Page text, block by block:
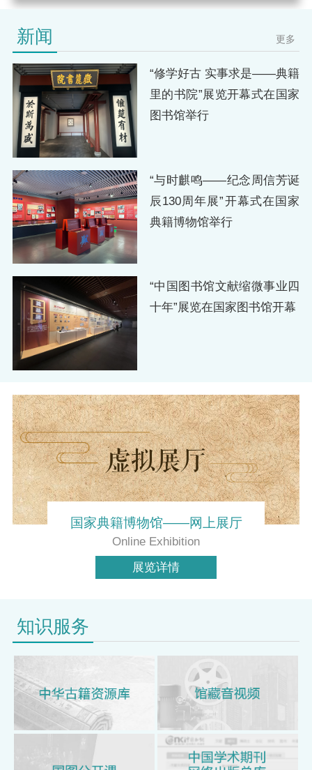
新闻 更多
“修学好古 实事求是——典籍
里的书院”展览开幕式在国家
图书馆举行
“与时麒鸣——纪念周信芳诞
辰130周年展”开幕式在国家
典籍博物馆举行
“中国图书馆文献缩微事业四
十年”展览在国家图书馆开幕
国家典籍博物馆——网上展厅
Online Exhibition
展览详情
知识服务